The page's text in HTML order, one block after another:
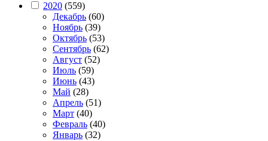
2020 (559)
Декабрь (60)
Ноябрь (39)
Октябрь (53)
Сентябрь (62)
Август (52)
Июль (59)
Июнь (43)
Май (28)
Апрель (51)
Март (40)
Февраль (40)
Январь (32)